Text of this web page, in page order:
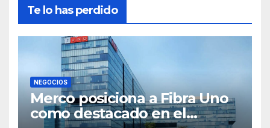
Te lo has perdido
NEGOCIOS
Merco posiciona a Fibra Uno
como destacado en el